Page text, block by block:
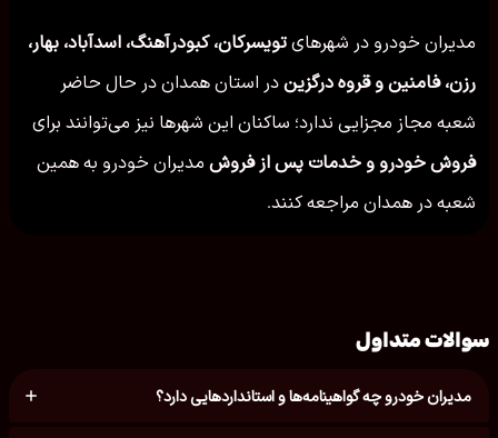
مدیران خودرو در شهرهای تویسركان، کبودرآهنگ، اسدآباد، بهار،
رزن، فامنین و قروه درگزین در استان همدان در حال حاضر
شعبه مجاز مجزایی ندارد؛ ساکنان این شهرها نیز می‌توانند برای
فروش خودرو و خدمات پس از فروش مدیران خودرو به همین
شعبه در همدان مراجعه کنند.
سوالات متداول
مدیران خودرو چه گواهینامه‌ها و استانداردهایی دارد؟